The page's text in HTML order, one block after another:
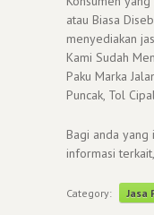
atau Biasa
menyediakan
Kami Sudah
Paku Marka
Puncak, Tol
Bagi anda yang
informasi
Category: Jasa